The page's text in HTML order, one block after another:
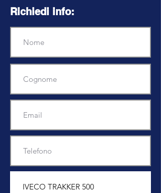
Richiedi info: